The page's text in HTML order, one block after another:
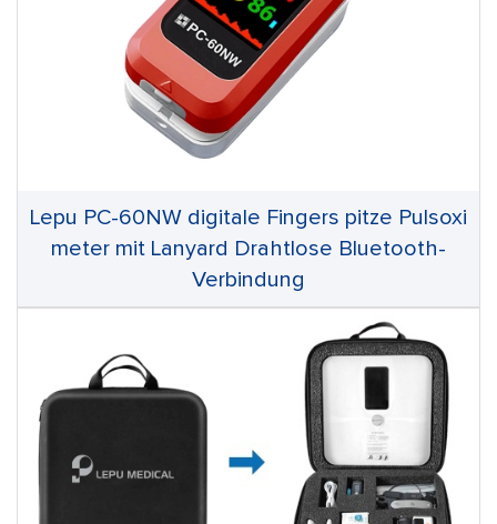
Lepu PC-60NW digitale Fingers pitze Pulsoxi
meter mit Lanyard Drahtlose Bluetooth-
Verbindung